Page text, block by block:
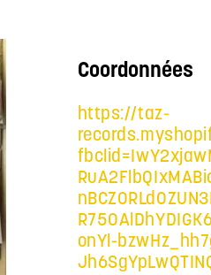
Coordonnées
https://taz-
onYl-